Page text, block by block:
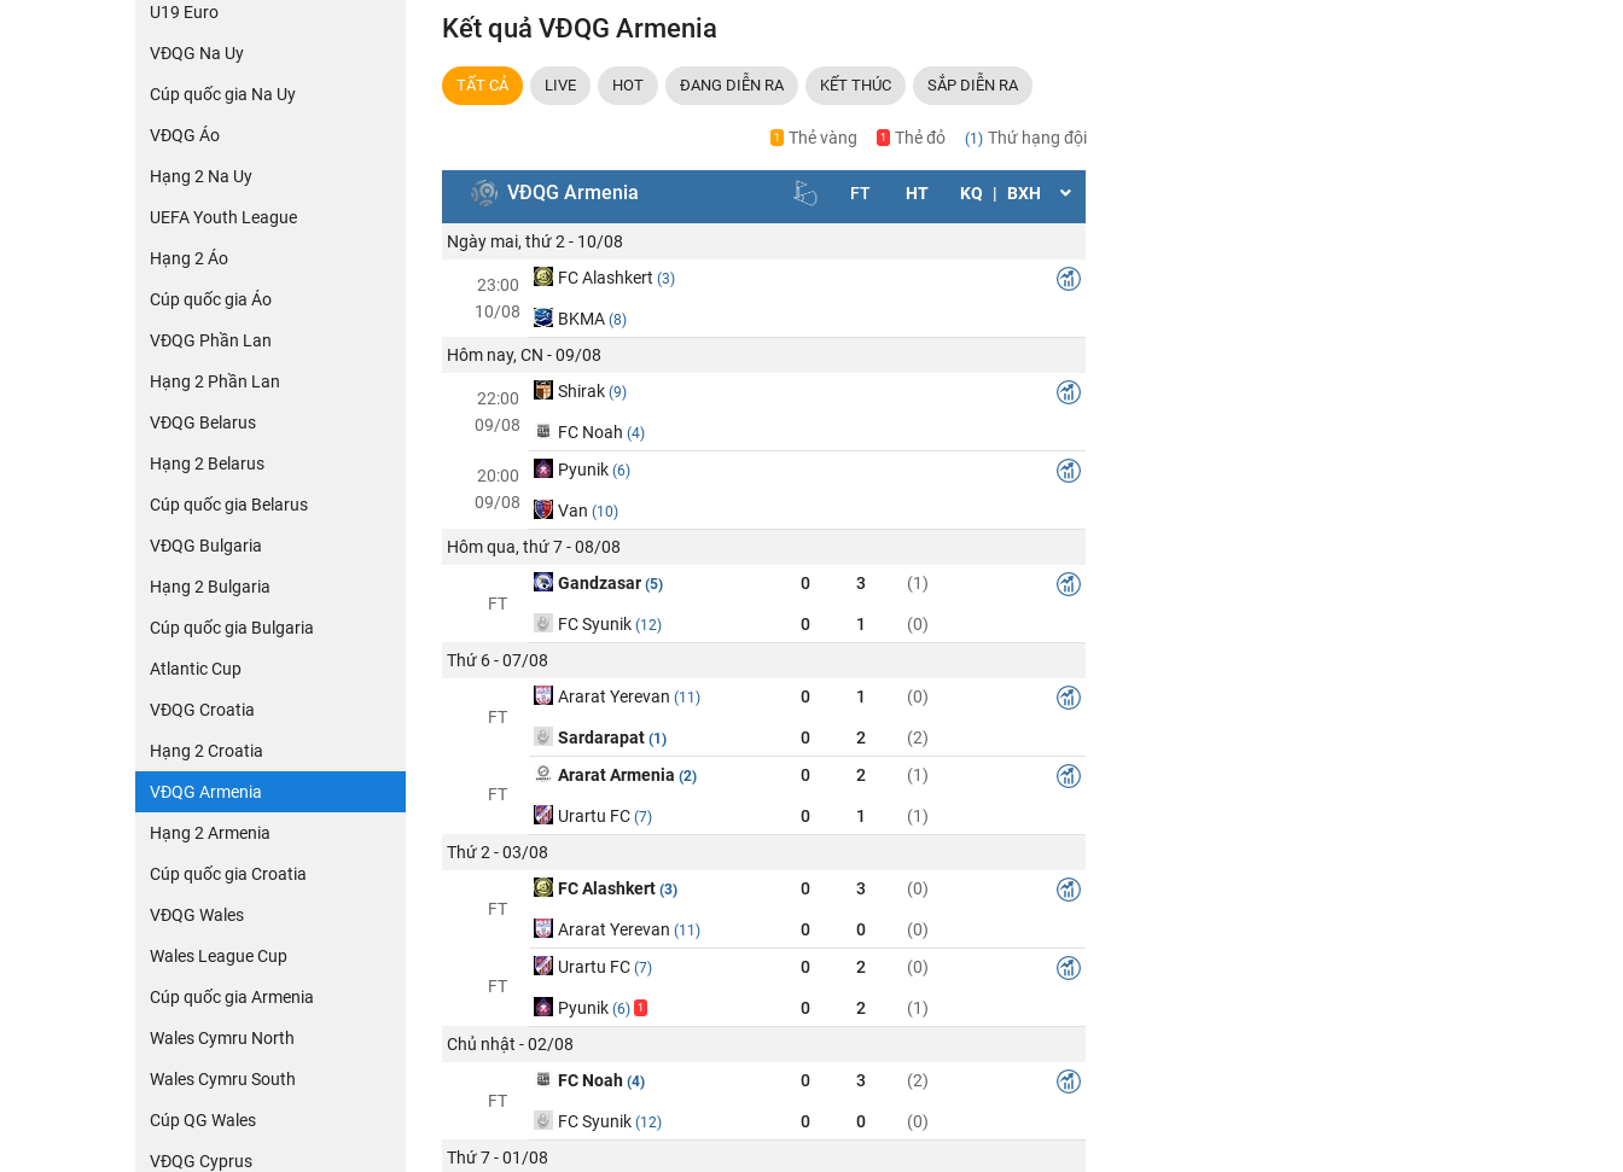
U19 Euro
VĐQG Na Uy
Cúp quốc gia Na Uy
VĐQG Áo
Hạng 2 Na Uy
UEFA Youth League
Hạng 2 Áo
Cúp quốc gia Áo
VĐQG Phần Lan
Hạng 2 Phần Lan
VĐQG Belarus
Hạng 2 Belarus
Cúp quốc gia Belarus
VĐQG Bulgaria
Hạng 2 Bulgaria
Cúp quốc gia Bulgaria
Atlantic Cup
VĐQG Croatia
Hạng 2 Croatia
VĐQG Armenia
Hạng 2 Armenia
Cúp quốc gia Croatia
VĐQG Wales
Wales League Cup
Cúp quốc gia Armenia
Wales Cymru North
Wales Cymru South
Cúp QG Wales
VĐQG Cyprus
Kết quả VĐQG Armenia
TẤT CẢ LIVE HOT ĐANG DIỄN RA KẾT THÚC SẮP DIỄN RA
1 Thẻ vàng 1 Thẻ đỏ (1) Thứ hạng đội
VĐQG Armenia FT HT KQ | BXH
Ngày mai, thứ 2 - 10/08
23:00
10/08
FC Alashkert (3)
BKMA (8)
Hôm nay, CN - 09/08
22:00
09/08
Shirak (9)
FC Noah (4)
20:00
09/08
Pyunik (6)
Van (10)
Hôm qua, thứ 7 - 08/08
FT
Gandzasar (5) 0 3 (1)
FC Syunik (12) 0 1
(0)
Thứ 6 - 07/08
FT
Ararat Yerevan (11) 0 1 (0)
Sardarapat (1) 0 2 (2)
FT
Ararat Armenia (2) 0 2 (1)
Urartu FC (7) 0 1
(1)
Thứ 2 - 03/08
FT
FC Alashkert (3) 0 3 (0)
Ararat Yerevan (11) 0 0 (0)
FT
Urartu FC (7) 0 2 (0)
Pyunik (6) 1 0 2
(1)
Chủ nhật - 02/08
FT
FC Noah (4) 0 3 (2)
FC Syunik (12) 0 0
(0)
Thứ 7 - 01/08